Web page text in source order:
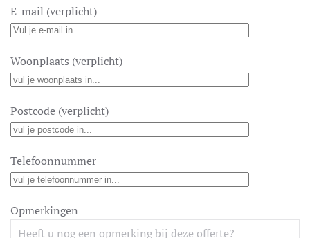
E-mail (verplicht)
Woonplaats (verplicht)
Postcode (verplicht)
Telefoonnummer
Opmerkingen